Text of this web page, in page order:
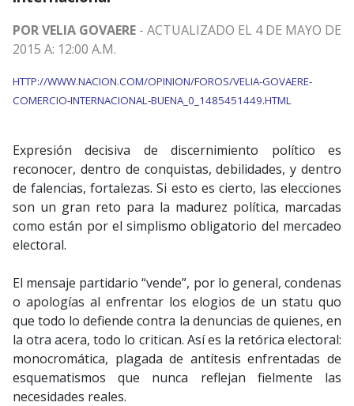
POR VELIA GOVAERE - ACTUALIZADO EL 4 DE MAYO DE
2015 A: 12:00 A.M.
HTTP://WWW.NACION.COM/OPINION/FOROS/VELIA-GOVAERE-
COMERCIO-INTERNACIONAL-BUENA_0_1485451449.HTML
Expresión decisiva de discernimiento político es
reconocer, dentro de conquistas, debilidades, y dentro
de falencias, fortalezas. Si esto es cierto, las elecciones
son un gran reto para la madurez política, marcadas
como están por el simplismo obligatorio del mercadeo
electoral.
El mensaje partidario “vende”, por lo general, condenas
o apologías al enfrentar los elogios de un statu quo
que todo lo defiende contra la denuncias de quienes, en
la otra acera, todo lo critican. Así es la retórica electoral:
monocromática, plagada de antítesis enfrentadas de
esquematismos que nunca reflejan fielmente las
necesidades reales.